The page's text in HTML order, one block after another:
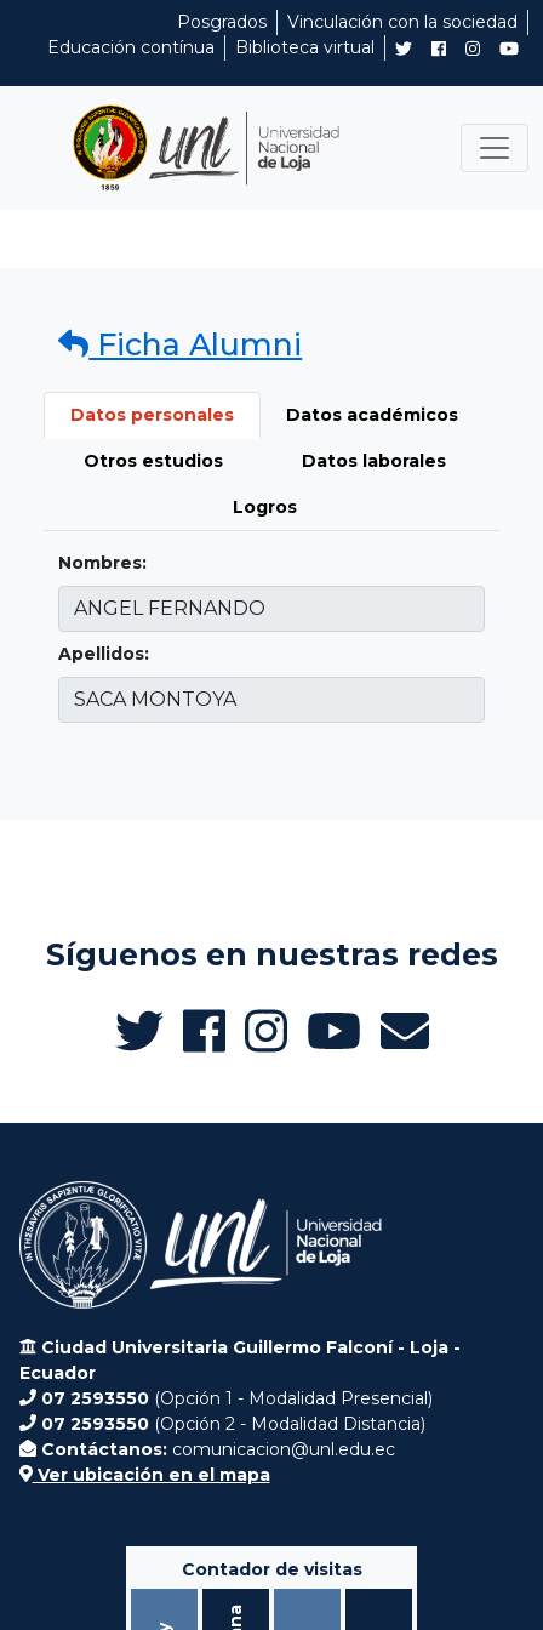
Posgrados
Vinculación con la sociedad
Educación contínua
Biblioteca virtual
Ficha Alumni
Datos personales Datos académicos
Otros estudios Datos laborales
Logros
Nombres:
Apellidos:
Síguenos en nuestras redes
Ciudad Universitaria Guillermo Falconí - Loja -
Ecuador
07 2593550 (Opción 1 - Modalidad Presencial)
07 2593550 (Opción 2 - Modalidad Distancia)
Contáctanos: comunicacion@unl.edu.ec
Ver ubicación en el mapa
Contador de visitas